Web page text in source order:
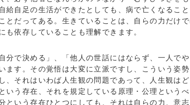
給自足の生活ができたとしても、病で亡くなるこ
とだってある。生きていることは、自らの力だけ
も依存していることも理解できます。
分で決める」、「他人の世話にはならず、一人で
ます。その覚悟は大変に立派ですし、こういう姿
、それはいわば人生観の問題であって、人生観はど
いう存在、それを規定している原理・公理というべ
という存在ひとつにしても、それは自らの力、意志